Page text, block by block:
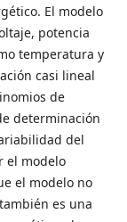
El modelo
potencia
temperatura y
casi lineal
de
determinación
del
el modelo
el modelo no
es una